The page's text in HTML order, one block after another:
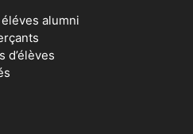
alumni
d’élèves